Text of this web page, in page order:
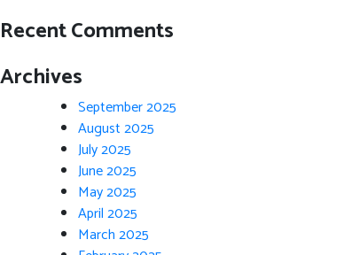
Recent Comments
Archives
September 2025
August 2025
July 2025
June 2025
May 2025
April 2025
March 2025